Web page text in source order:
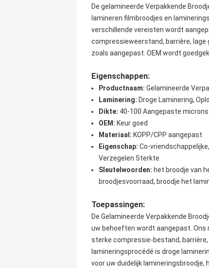
De gelamineerde Verpakkende
lamineren filmbroodjes en
verschillende vereisten wordt
compressieweerstand, barrière, lage
zoals aangepast. OEM wordt
Eigenschappen:
Productnaam: Gelamineerde
Laminering: Droge Laminering,
Dikte: 40-100 Aangepaste microns
OEM: Keur goed
Materiaal: KOPP/CPP aangepast
Eigenschap: Co-
Verzegelen Sterkte
Sleutelwoorden: het broodje van
broodjesvoorraad, broodje het
Toepassingen:
De Gelamineerde Verpakkende
uw behoeften wordt aangepast.
sterke compressie-bestand, barrière,
lamineringsprocédé is droge
voor uw duidelijk